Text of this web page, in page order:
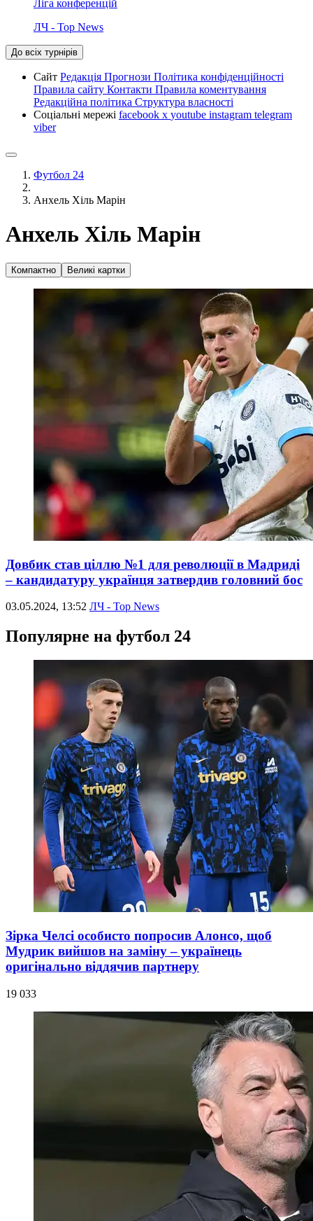
Ліга конференцій
ЛЧ - Top News
До всіх турнірів
Сайт Редакція Прогнози Політика конфіденційності
Правила сайту Контакти Правила коментування
Редакційна політика Структура власності
Соціальні мережі facebook x youtube instagram telegram
viber
Футбол 24
Анхель Хіль Марін
Анхель Хіль Марін
Компактно Великі картки
Довбик став ціллю №1 для революції в Мадриді
– кандидатуру українця затвердив головний бос
03.05.2024, 13:52 ЛЧ - Top News
Популярне на футбол 24
Зірка Челсі особисто попросив Алонсо, щоб
Мудрик вийшов на заміну – українець
оригінально віддячив партнеру
19 033